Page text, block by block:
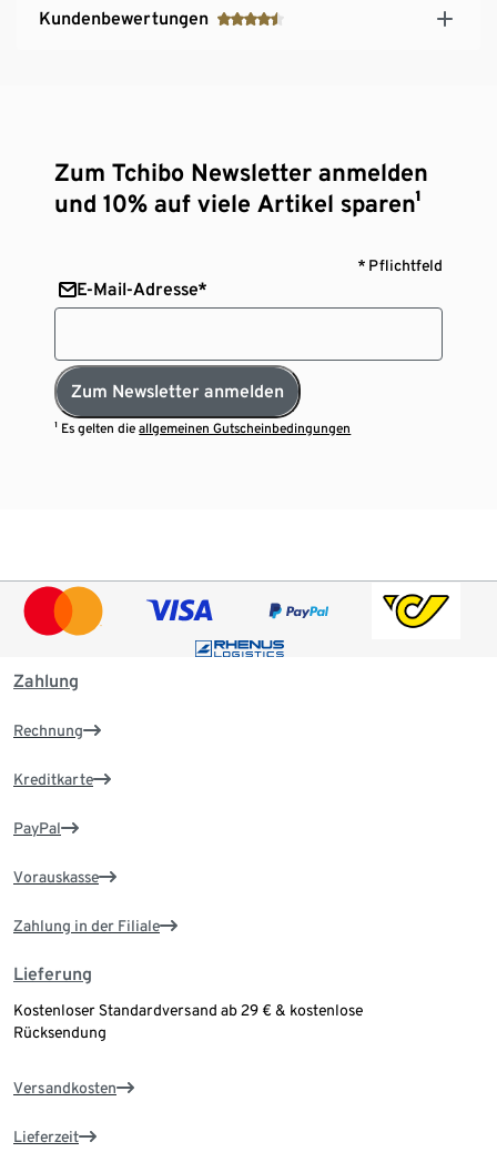
Kundenbewertungen
Zum Tchibo Newsletter anmelden
und 10% auf viele Artikel sparen¹
* Pflichtfeld
E-Mail-Adresse*
Zum Newsletter anmelden
¹ Es gelten dieallgemeinen Gutscheinbedingungen
Zahlung
Rechnung
Kreditkarte
PayPal
Vorauskasse
Zahlung in der Filiale
Lieferung
Kostenloser Standardversand ab 29 € & kostenlose
Rücksendung
Versandkosten
Lieferzeit